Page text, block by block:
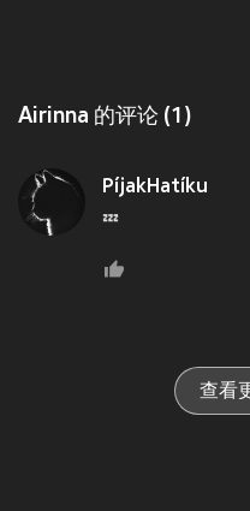
Airinna 的评论 (1)
PíjakHatíku
💤
查看